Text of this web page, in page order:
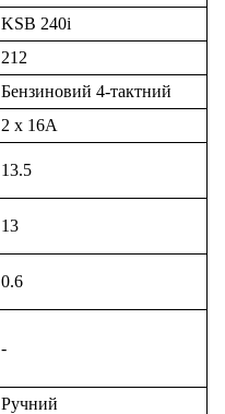
KSB 240i
212
Бензиновий 4-тактний
2 х 16A
13.5
13
0.6
-
Ручний